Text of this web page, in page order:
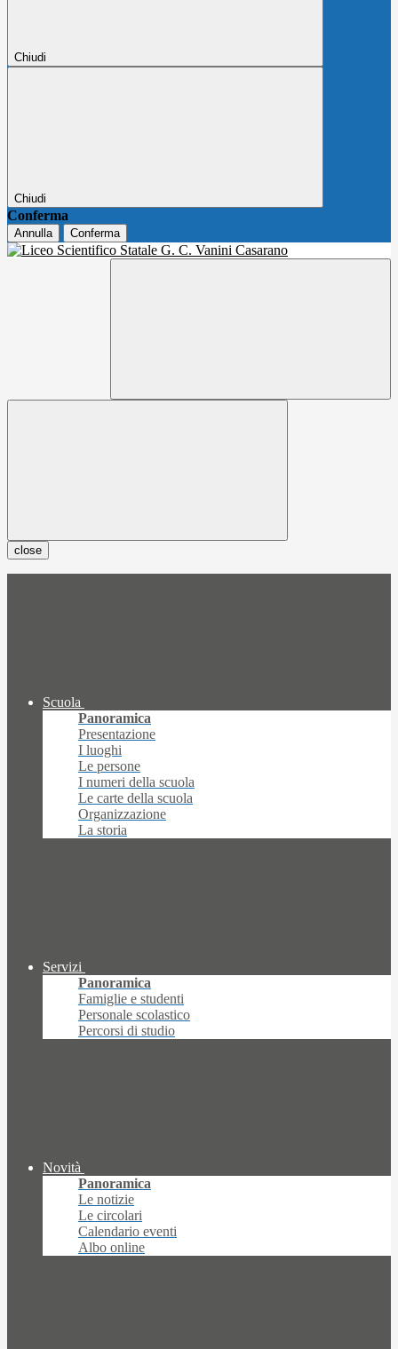
Chiudi
Chiudi
Conferma
Annulla Conferma
close
Scuola
Panoramica
Presentazione
I luoghi
Le persone
I numeri della scuola
Le carte della scuola
Organizzazione
La storia
Servizi
Panoramica
Famiglie e studenti
Personale scolastico
Percorsi di studio
Novità
Panoramica
Le notizie
Le circolari
Calendario eventi
Albo online